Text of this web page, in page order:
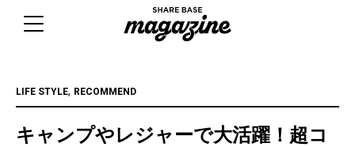
LIFE STYLE, RECOMMEND
キャンプやレジャーで大活躍！超コ